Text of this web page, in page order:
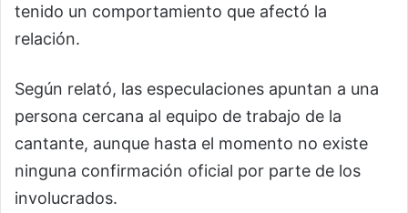
tenido un comportamiento que afectó la
relación.
Según relató, las especulaciones apuntan a una
persona cercana al equipo de trabajo de la
cantante, aunque hasta el momento no existe
ninguna confirmación oficial por parte de los
involucrados.